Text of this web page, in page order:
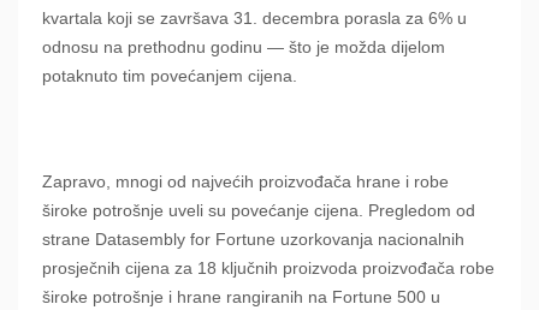
kvartala koji se završava 31. decembra porasla za 6% u
odnosu na prethodnu godinu — što je možda dijelom
potaknuto tim povećanjem cijena.
Zapravo, mnogi od najvećih proizvođača hrane i robe
široke potrošnje uveli su povećanje cijena. Pregledom od
strane Datasembly for Fortune uzorkovanja nacionalnih
prosječnih cijena za 18 ključnih proizvoda proizvođača robe
široke potrošnje i hrane rangiranih na Fortune 500 u